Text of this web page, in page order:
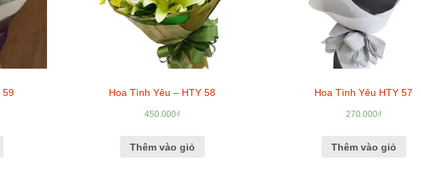
59 Hoa Tình Yêu – HTY 58
450.000₫
Thêm vào giỏ
Hoa Tình Yêu HTY 57
270.000₫
Thêm vào giỏ